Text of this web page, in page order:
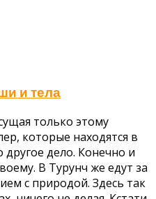
и тела
только этому
которые находятся в
дело. Конечно и
В Турунч же едут за
с природой. Здесь так